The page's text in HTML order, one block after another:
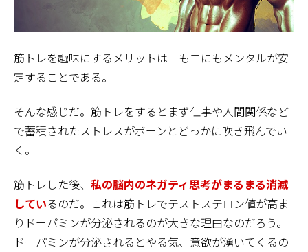
筋トレを趣味にするメリットは一も二にもメンタルが安
定することである。
そんな感じだ。筋トレをするとまず仕事や人間関係など
で蓄積されたストレスがボーンとどっかに吹き飛んでい
く。
筋トレした後、 私の脳内のネガティ思考がまるまる消滅
しているのだ。これは筋トレでテストステロン値が高ま
りドーパミンが分泌されるのが大きな理由なのだろう。
ドーパミンが分泌されるとやる気、意欲が湧いてくるの